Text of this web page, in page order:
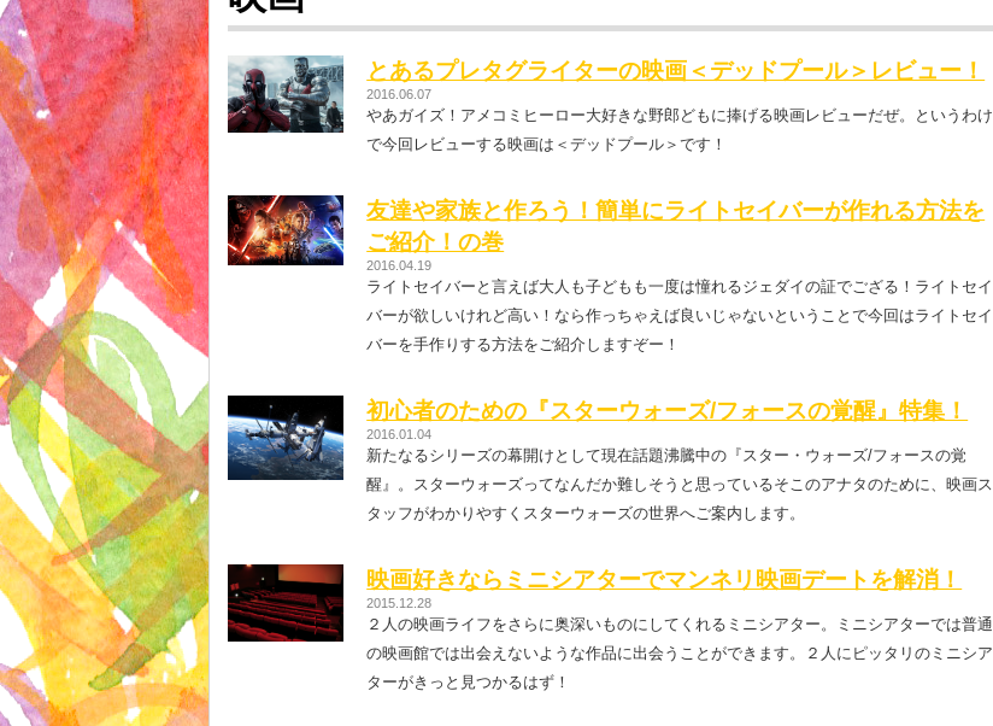
とあるプレタグライターの映画＜デッドプール＞レビュー！
2016.06.07
やあガイズ！アメコミヒーロー大好きな野郎どもに捧げる映画レビューだぜ。というわけ
で今回レビューする映画は＜デッドプール＞です！
友達や家族と作ろう！簡単にライトセイバーが作れる方法を
ご紹介！の巻
2016.04.19
ライトセイバーと言えば大人も子どもも一度は憧れるジェダイの証でござる！ライトセイ
バーが欲しいけれど高い！なら作っちゃえば良いじゃないということで今回はライトセイ
バーを手作りする方法をご紹介しますぞー！
初心者のための『スターウォーズ/フォースの覚醒』特集！
2016.01.04
新たなるシリーズの幕開けとして現在話題沸騰中の『スター・ウォーズ/フォースの覚
醒』。スターウォーズってなんだか難しそうと思っているそこのアナタのために、映画ス
タッフがわかりやすくスターウォーズの世界へご案内します。
映画好きならミニシアターでマンネリ映画デートを解消！
2015.12.28
２人の映画ライフをさらに奥深いものにしてくれるミニシアター。ミニシアターでは普通
の映画館では出会えないような作品に出会うことができます。２人にピッタリのミニシア
ターがきっと見つかるはず！